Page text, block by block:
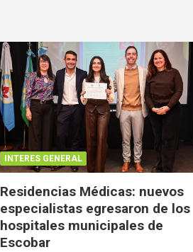
INTERES GENERAL
Residencias Médicas: nuevos
especialistas egresaron de los
hospitales municipales de
Escobar